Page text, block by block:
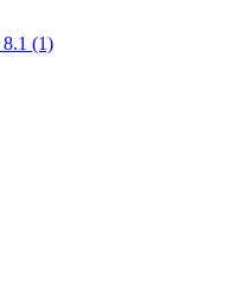
8.1 (1)